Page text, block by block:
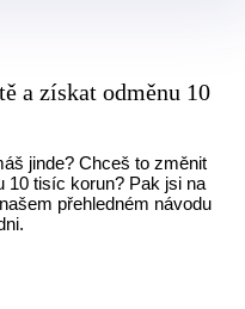
a získat odměnu 10
jinde? Chceš to změnit
10 tisíc korun? Pak jsi na
přehledném návodu